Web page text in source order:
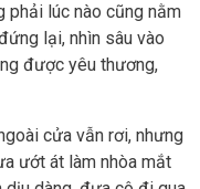
phải lúc nào cũng nằm
lại, nhìn sâu vào
được yêu thương,
cửa vẫn rơi, nhưng
ướt át làm nhòa mắt